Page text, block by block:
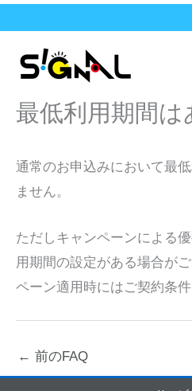
容
最低利用期間は
通常のお申込みにおいて最
ません。
ただしキャンペーンによる
用期間の設定がある場合が
ペーン適用時にはご契約条件
← 前のFAQ